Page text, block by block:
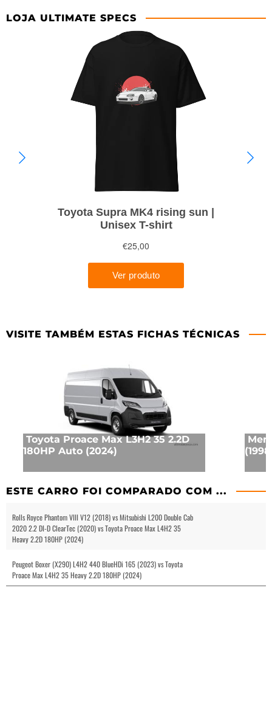
LOJA ULTIMATE SPECS
VISITE TAMBÉM ESTAS FICHAS TÉCNICAS
Toyota Proace Max L3H2 35 2.2D
180HP Auto (2024)
ESTE CARRO FOI COMPARADO COM ...
Rolls Royce Phantom VIII V12 (2018) vs Mitsubishi L200 Double Cab
2020 2.2 DI-D ClearTec (2020) vs Toyota Proace Max L4H2 35
Heavy 2.2D 180HP (2024)
Peugeot Boxer (X290) L4H2 440 BlueHDi 165 (2023) vs Toyota
Proace Max L4H2 35 Heavy 2.2D 180HP (2024)